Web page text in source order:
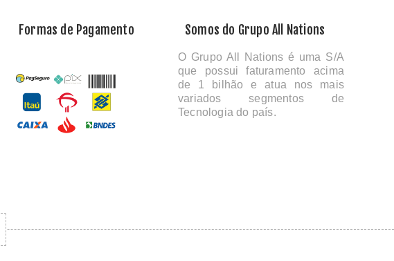
Formas de Pagamento Somos do Grupo All Nations
O Grupo All Nations é uma S/A
que possui faturamento acima
de 1 bilhão e atua nos mais
variados segmentos de
Tecnologia do país.